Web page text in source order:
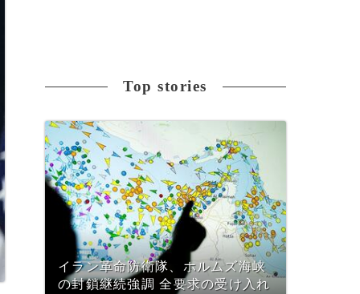
Top stories
イラン革命防衛隊、ホルムズ海峡
の封鎖継続強調 全要求の受け入れ